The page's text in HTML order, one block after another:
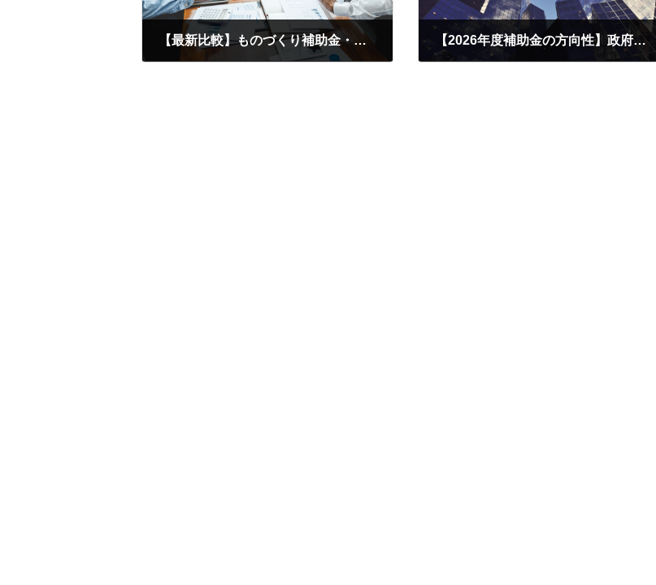
【最新比較】ものづくり補助金・新事業進出補助金・省力化投資補助金は何が違う？目的・対象・採択のポイント 【2026年度補助金の方向性】政府「成長戦略本部」が示す重点投資17分野と中小企業への影響